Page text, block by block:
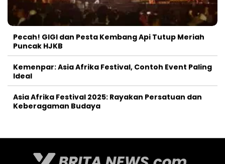
Pecah! GIGI dan Pesta Kembang Api Tutup Meriah
Puncak HJKB
Kemenpar: Asia Afrika Festival, Contoh Event Paling
Ideal
Asia Afrika Festival 2025: Rayakan Persatuan dan
Keberagaman Budaya